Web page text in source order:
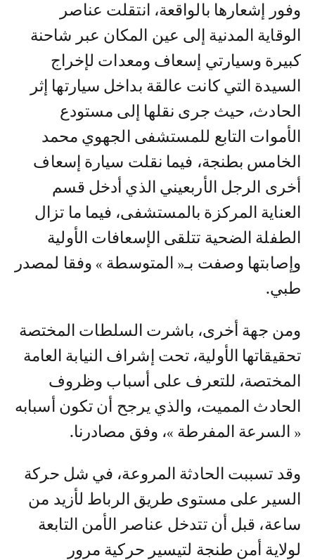
وفور إشعارها بالواقعة، انتقلت عناصر
الوقاية المدنية إلى عين المكان عبر شاحنة
كبيرة وسيارتي إسعاف ومعدات لإخراج
السيدة التي كانت عالقة بداخل سيارتها إثر
الحادث، حيث جرى نقلها إلى مستودع
الأموات التابع للمستشفى الجهوي محمد
الخامس بطنجة، فيما نقلت سيارة إسعاف
أخرى الرجل الأربعيني الذي أدخل قسم
العناية المركزة بالمستشفى، فيما ما تزال
الطفلة الضحية تتلقى الإسعافات الأولية
وإصابتها وصفت بـ« المتوسطة » وفقا لمصدر
طبي.
ومن جهة أخرى، باشرت السلطات المختصة
تحقيقاتها الأولية، تحت إشراف النيابة العامة
المختصة، للتعرف على أسباب وظروف
الحادث المميت، والذي يرجح أن تكون أسبابه
« السرعة المفرطة »، وفق مصادرنا.
وقد تسببت الحادثة المروعة، في شل حركة
السير على مستوى طريق الرباط لأزيد من
ساعة، قبل أن تتدخل عناصر الأمن التابعة
لولاية أمن طنجة لتيسير حركية مرور